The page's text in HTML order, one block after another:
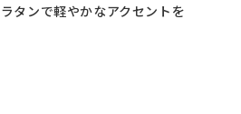
ラタンで軽やかなアクセントを